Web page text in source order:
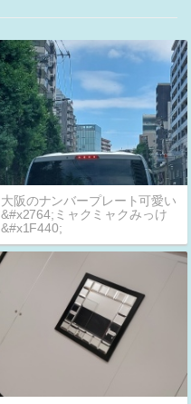
大阪のナンバープレート可愛い
&#x2764;ミャクミャクみっけ
&#x1F440;